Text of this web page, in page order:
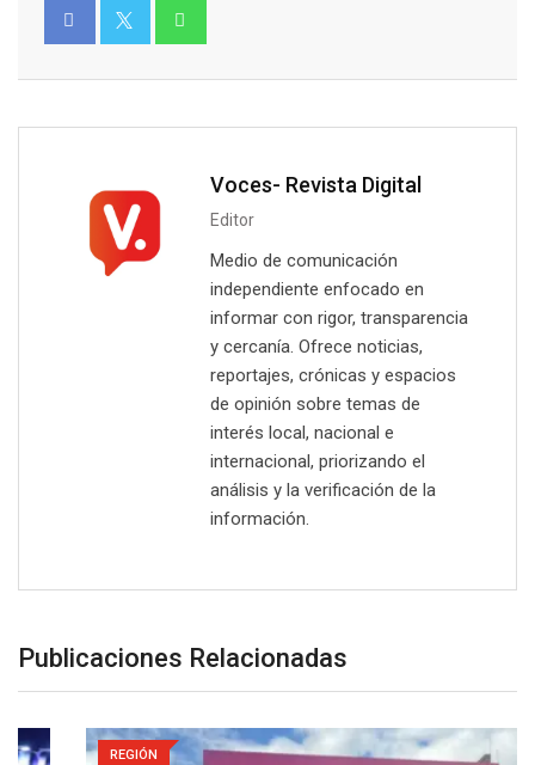
Voces- Revista Digital
Editor
Medio de comunicación
independiente enfocado en
informar con rigor, transparencia
y cercanía. Ofrece noticias,
reportajes, crónicas y espacios
de opinión sobre temas de
interés local, nacional e
internacional, priorizando el
análisis y la verificación de la
información.
Publicaciones Relacionadas
REGIÓN